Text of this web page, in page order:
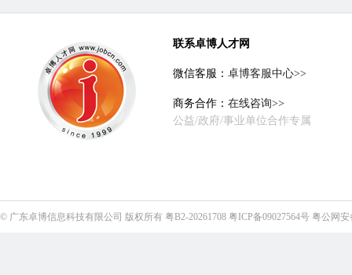
联系卓博人才网
微信客服： 卓博客服中心>>
商务合作： 在线咨询>>
公益/政府/事业单位合作专属
© 广东卓博信息科技有限公司 版权所有 粤B2-20261708 粤ICP备09027564号 粤公网安